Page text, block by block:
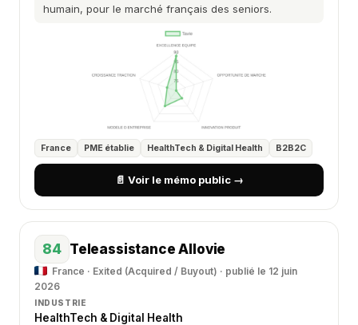
humain, pour le marché français des seniors.
France PME établie HealthTech & Digital Health B2B2C
📄 Voir le mémo public →
84 Teleassistance Allovie
France · Exited (Acquired / Buyout) · publié le 12 juin
2026
INDUSTRIE
HealthTech & Digital Health